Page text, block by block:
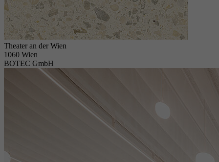
Theater an der Wien
1060 Wien
BOTEC GmbH